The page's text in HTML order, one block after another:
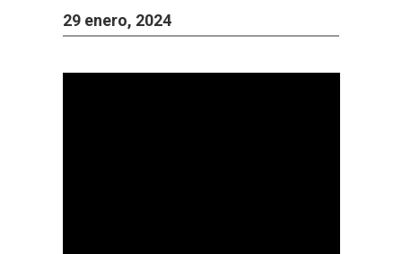
29 enero, 2024